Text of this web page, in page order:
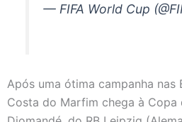
— FIFA World Cup
Após uma ótima campanha
Costa do Marfim chega à